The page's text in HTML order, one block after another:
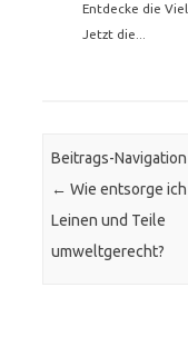
Entdecke die
Jetzt die...
Beitrags-Navigation
← Wie entsorge
Leinen und Teile
umweltgerecht?